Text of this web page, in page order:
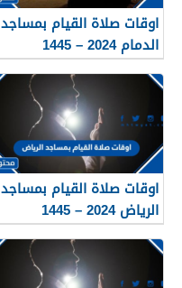
اوقات صلاة القيام بمساجد
الدمام 2024 – 1445
اوقات صلاة القيام بمساجد
الرياض 2024 – 1445